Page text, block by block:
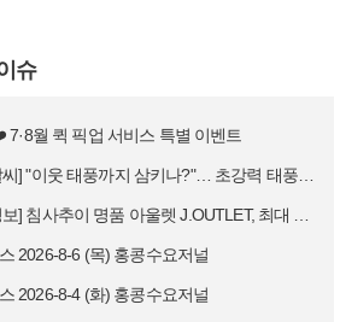
슈
7·8월 퀵 픽업 서비스 특별 이벤트
"이웃 태풍까지 삼키나?"… 초강력 태풍 '돌핀' 세력 재확…
침사추이 명품 아울렛 J.OUTLET, 최대 90% 빅 세일…
2026-8-6 (목) 홍콩수요저널
2026-8-4 (화) 홍콩수요저널